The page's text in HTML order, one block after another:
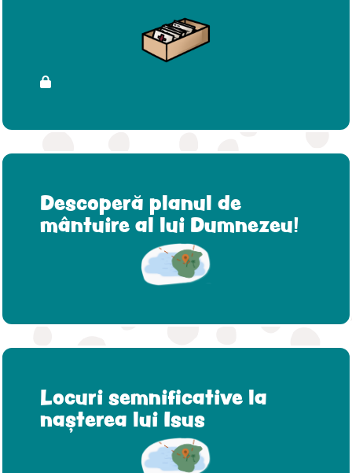
Descoperă planul de
mântuire al lui Dumnezeu!
Locuri semnificative la
nașterea lui Isus